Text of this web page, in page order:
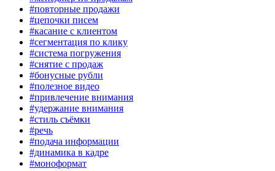
#повторные продажи
#цепочки писем
#касание с клиентом
#сегментация по клику
#система погружения
#снятие с продаж
#бонусные рубли
#полезное видео
#привлечение внимания
#удержание внимания
#стиль съёмки
#речь
#подача информации
#динамика в кадре
#моноформат